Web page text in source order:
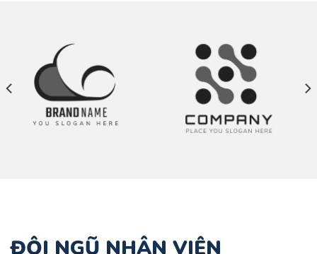
ĐỘI NGŨ NHÂN VIÊN